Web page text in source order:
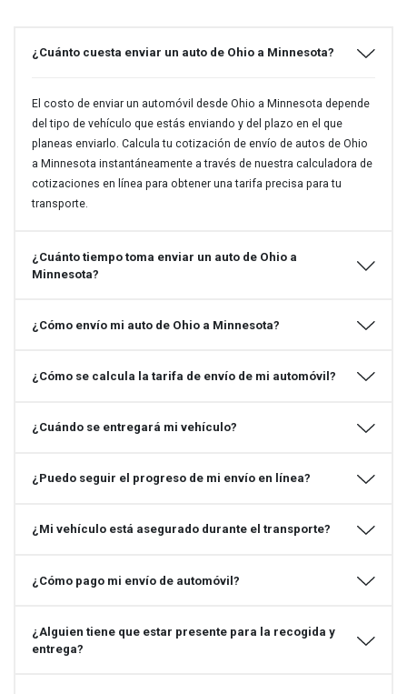
¿Cuánto cuesta enviar un auto de Ohio a Minnesota?
El costo de enviar un automóvil desde Ohio a Minnesota depende
del tipo de vehículo que estás enviando y del plazo en el que
planeas enviarlo. Calcula tu cotización de envío de autos de Ohio
a Minnesota instantáneamente a través de nuestra calculadora de
cotizaciones en línea para obtener una tarifa precisa para tu
transporte.
¿Cuánto tiempo toma enviar un auto de Ohio a
Minnesota?
¿Cómo envío mi auto de Ohio a Minnesota?
¿Cómo se calcula la tarifa de envío de mi automóvil?
¿Cuándo se entregará mi vehículo?
¿Puedo seguir el progreso de mi envío en línea?
¿Mi vehículo está asegurado durante el transporte?
¿Cómo pago mi envío de automóvil?
¿Alguien tiene que estar presente para la recogida y
entrega?